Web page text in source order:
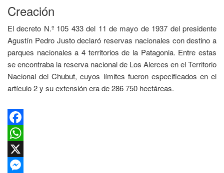
Creación
El decreto N.º 105 433 del 11 de mayo de 1937 del presidente
Agustín Pedro Justo declaró reservas nacionales con destino a
parques nacionales a 4 territorios de la Patagonia. Entre estas
se encontraba la reserva nacional de Los Alerces en el Territorio
Nacional del Chubut, cuyos límites fueron especificados en el
artículo 2 y su extensión era de 286 750 hectáreas.
Facebook
WhatsApp
X